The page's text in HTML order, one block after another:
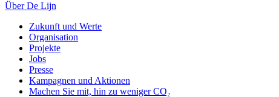
Über De Lijn
Zukunft und Werte
Organisation
Projekte
Jobs
Presse
Kampagnen und Aktionen
Machen Sie mit, hin zu weniger CO₂